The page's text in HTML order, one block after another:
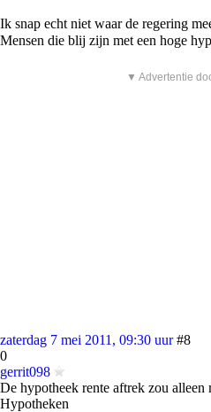
Ik snap echt niet waar de regering
Mensen die blij zijn met een hoge
▼ Advertentie
zaterdag 7 mei 2011, 09:30 uur #8
0
gerrit098
De hypotheek rente aftrek zou
Hypotheken